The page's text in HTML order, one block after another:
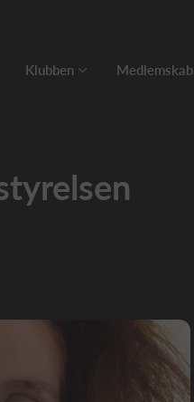
Klubben Medlemskab